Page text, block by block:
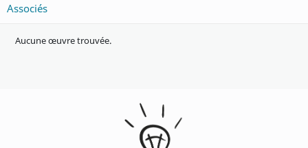
Associés
Aucune œuvre trouvée.